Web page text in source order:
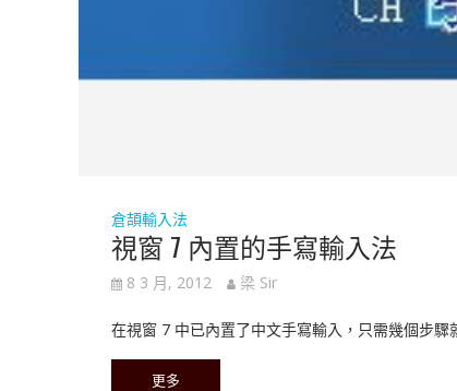
倉頡輸入法
視窗 7 內置的手寫輸入法
8 3 月, 2012 梁 Sir
在視窗 7 中已內置了中文手寫輸入，只需幾個步
更多